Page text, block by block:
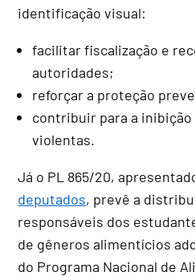
identificação visual:
facilitar fiscalização e
autoridades;
reforçar a proteção
contribuir para a
violentas.
Já o PL 865/20,
deputados, prevê a
responsáveis dos
de gêneros alimentícios
do Programa Nacional de